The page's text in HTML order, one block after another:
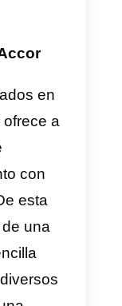
de
se
Callbell
al
en tu
en